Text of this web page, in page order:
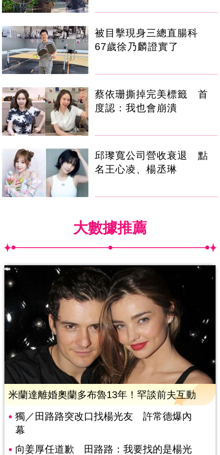
被目擊現身三總直腸科
67歲徐乃麟證實了
蔡依珊撕掉完美標籤 首
度認：我也會崩潰
邱瓈寬公司營收衰退 點
名王心凌、楊丞琳
大數據推薦
米蘭達離婚奧蘭多布魯13年！罕談前夫互動
獨／田路路突改口找楊光友 許常德爆內
幕
向姜厚任道歉 田路路：我要找的是楊光